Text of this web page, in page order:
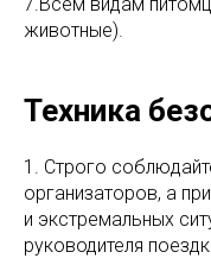
животные).
Техника
1. Строго
организаторов, а
и экстремальных
руководителя